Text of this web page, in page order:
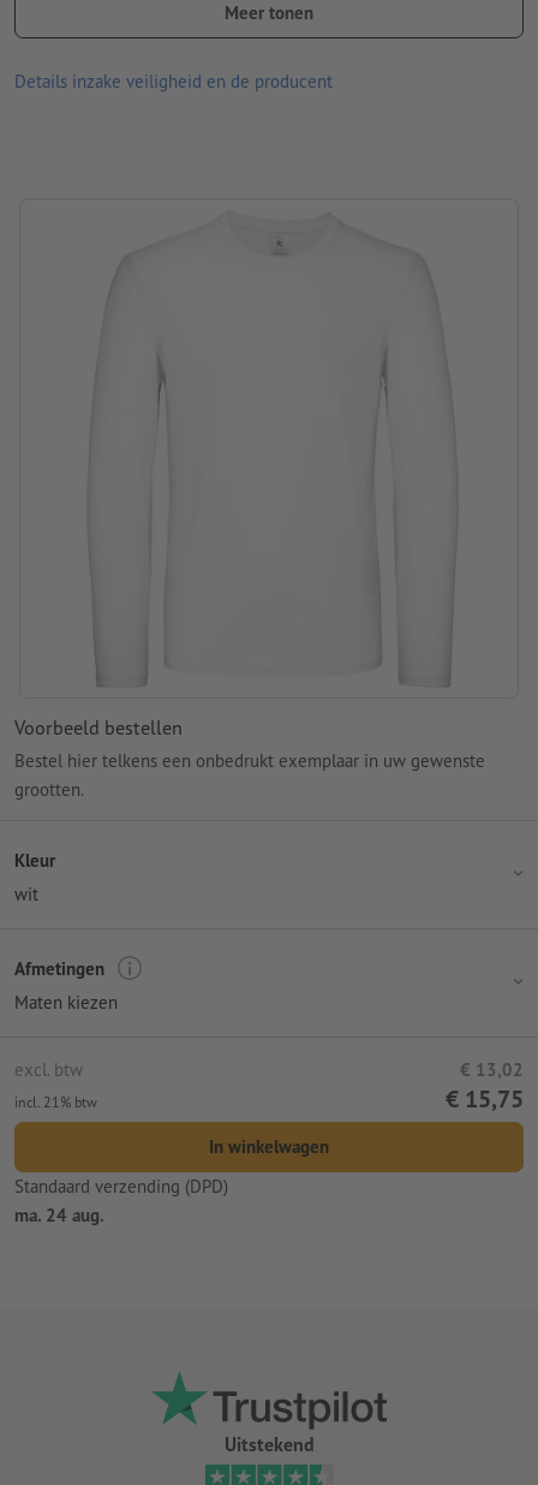
Meer tonen
Details inzake veiligheid en de producent
Voorbeeld bestellen
Bestel hier telkens een onbedrukt exemplaar in uw gewenste
grootten.
Kleur
wit
Afmetingen
Maten kiezen
excl. btw € 13,02
incl. 21% btw € 15,75
In winkelwagen
Standaard verzending (DPD)
ma. 24 aug.
Uitstekend